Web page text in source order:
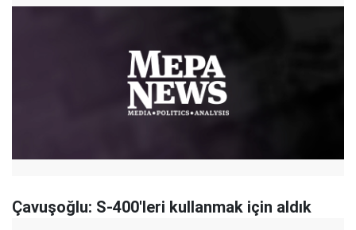
Çavuşoğlu: S-400'leri kullanmak için aldık